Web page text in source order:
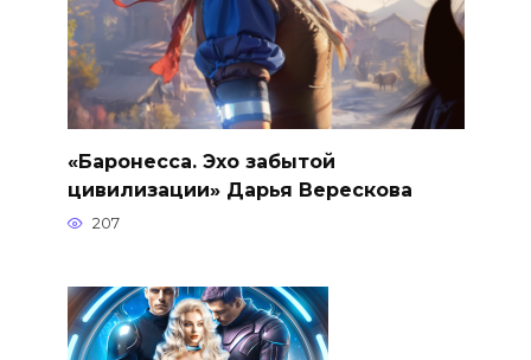
«Баронесса. Эхо забытой
цивилизации» Дарья Верескова
207